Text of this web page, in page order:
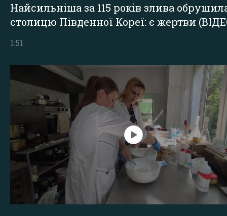
Найсильніша за 115 років злива
столицю Південної Кореї: є жертви
1:51